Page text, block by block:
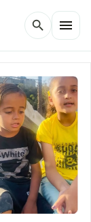
search menu